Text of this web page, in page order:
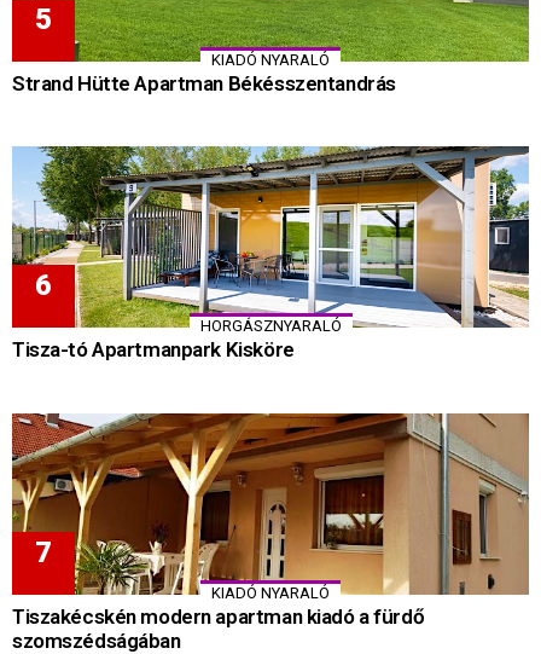
KIADÓ NYARALÓ
Strand Hütte Apartman Békésszentandrás
HORGÁSZNYARALÓ
Tisza-tó Apartmanpark Kisköre
KIADÓ NYARALÓ
Tiszakécskén modern apartman kiadó a fürdő
szomszédságában